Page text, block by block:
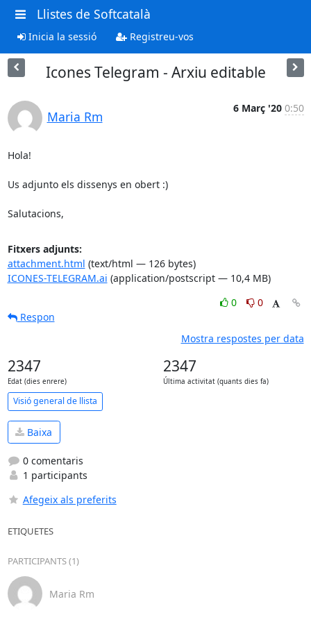
Llistes de Softcatalà
Inicia la sessió Registreu-vos
Icones Telegram - Arxiu editable
Maria Rm
6 Març '20 0:50
Hola!
Us adjunto els dissenys en obert :)
Salutacions,
Fitxers adjunts:
attachment.html (text/html — 126 bytes)
ICONES-TELEGRAM.ai (application/postscript — 10,4 MB)
0
0
Respon
Mostra respostes per data
2347
Edat (dies enrere)
2347
Última activitat (quants dies fa)
Visió general de llista
Baixa
0 comentaris
1 participants
Afegeix als preferits
ETIQUETES
PARTICIPANTS (1)
Maria Rm